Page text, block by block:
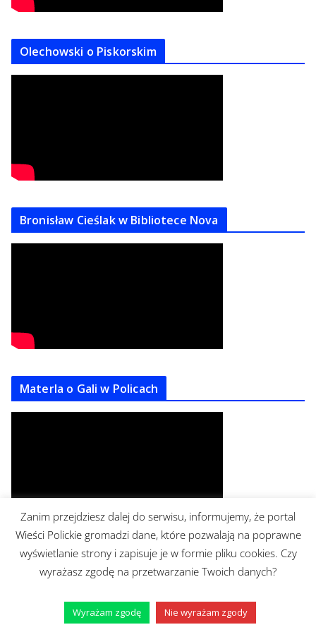
Olechowski o Piskorskim
Bronisław Cieślak w Bibliotece Nova
Materla o Gali w Policach
Piotr Jania dla Wieści
Zanim przejdziesz dalej do serwisu, informujemy, że portal
Wieści Polickie gromadzi dane, które pozwalają na poprawne
wyświetlanie strony i zapisuje je w formie pliku cookies. Czy
wyrażasz zgodę na przetwarzanie Twoich danych?
Wyrażam zgodę Nie wyrażam zgody